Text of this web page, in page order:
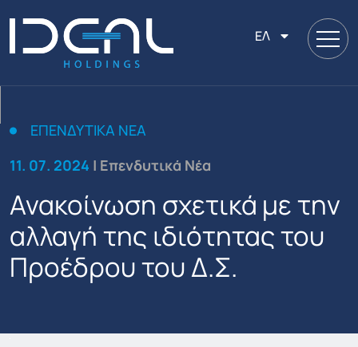
ΕΛ
ΕΠΕΝΔΥΤΙΚΆ ΝΈΑ
11. 07. 2024 | Επενδυτικά Νέα
Ανακοίνωση σχετικά με την
αλλαγή της ιδιότητας του
Προέδρου του Δ.Σ.